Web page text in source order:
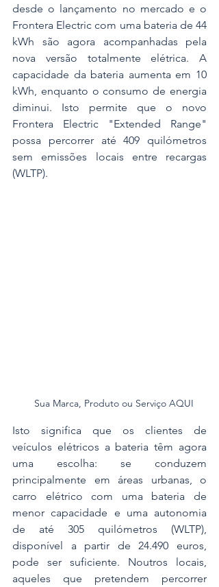
desde o lançamento no mercado e o
Frontera Electric com uma bateria de 44
kWh são agora acompanhadas pela
nova versão totalmente elétrica. A
capacidade da bateria aumenta em 10
kWh, enquanto o consumo de energia
diminui. Isto permite que o novo
Frontera Electric "Extended Range"
possa percorrer até 409 quilómetros
sem emissões locais entre recargas
(WLTP).
Sua Marca, Produto ou Serviço AQUI
Isto significa que os clientes de
veículos elétricos a bateria têm agora
uma escolha: se conduzem
principalmente em áreas urbanas, o
carro elétrico com uma bateria de
menor capacidade e uma autonomia
de até 305 quilómetros (WLTP),
disponível a partir de 24.490 euros,
pode ser suficiente. Noutros locais,
aqueles que pretendem percorrer